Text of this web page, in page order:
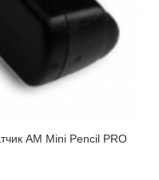
AM Mini Pencil PRO